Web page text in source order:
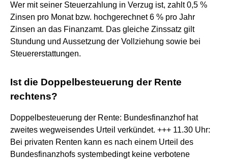
Wer mit seiner Steuerzahlung in Verzug ist, zahlt 0,5 %
Zinsen pro Monat bzw. hochgerechnet 6 % pro Jahr
Zinsen an das Finanzamt. Das gleiche Zinssatz gilt
Stundung und Aussetzung der Vollziehung sowie bei
Steuererstattungen.
Ist die Doppelbesteuerung der Rente
rechtens?
Doppelbesteuerung der Rente: Bundesfinanzhof hat
zweites wegweisendes Urteil verkündet. +++ 11.30 Uhr:
Bei privaten Renten kann es nach einem Urteil des
Bundesfinanzhofs systembedingt keine verbotene